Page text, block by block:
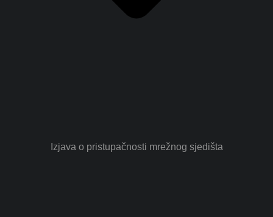
Izjava o pristupačnosti mrežnog sjedišta